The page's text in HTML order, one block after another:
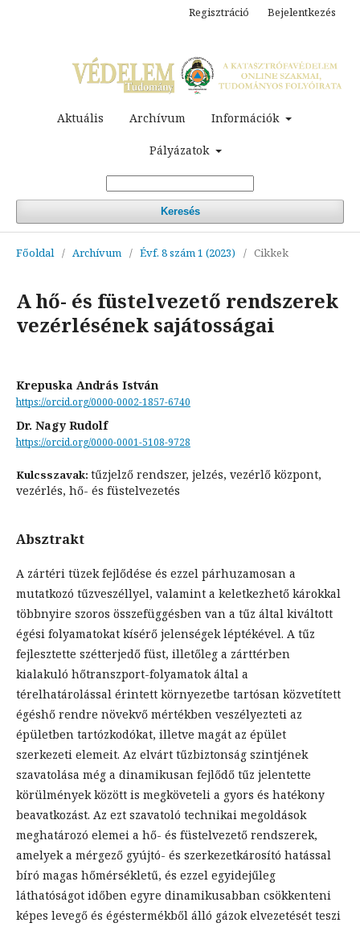
Aktuális Archívum Információk
Pályázatok
Keresés
Regisztráció Bejelentkezés
Főoldal / Archívum / Évf. 8 szám 1 (2023) / Cikkek
A hő- és füstelvezető rendszerek
vezérlésének sajátosságai
Krepuska András István
https://orcid.org/0000-0002-1857-6740
Dr. Nagy Rudolf
https://orcid.org/0000-0001-5108-9728
Kulcsszavak: tűzjelző rendszer, jelzés, vezérlő központ,
vezérlés, hő- és füstelvezetés
Absztrakt
A zártéri tüzek fejlődése és ezzel párhuzamosan a
mutatkozó tűzveszéllyel, valamint a keletkezhető károkkal
többnyire szoros összefüggésben van a tűz által kiváltott
égési folyamatokat kísérő jelenségek léptékével. A tűz
fejlesztette szétterjedő füst, illetőleg a zárttérben
kialakuló hőtranszport-folyamatok által a
térelhatárolással érintett környezetbe tartósan közvetített
égéshő rendre növekvő mértékben veszélyezteti az
épületben tartózkodókat, illetve magát az épület
szerkezeti elemeit. Az elvárt tűzbiztonság szintjének
szavatolása még a dinamikusan fejlődő tűz jelentette
körülmények között is megköveteli a gyors és hatékony
beavatkozást. Az ezt szavatoló technikai megoldások
meghatározó elemei a hő- és füstelvezető rendszerek,
amelyek a mérgező gyújtó- és szerkezetkárosító hatással
bíró magas hőmérsékletű, és ezzel egyidejűleg
láthatóságot időben egyre dinamikusabban csökkenteni
képes levegő és égéstermékből álló gázok elvezetését teszi